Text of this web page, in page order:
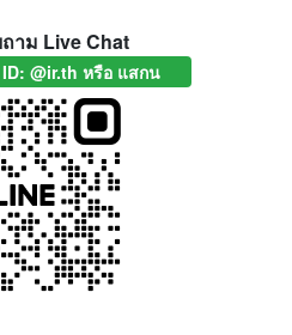
าม Live Chat
@ir.th หรือ แสกน